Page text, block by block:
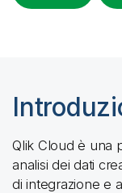
Qlik Cloud è una
analisi dei dati
di integrazione e